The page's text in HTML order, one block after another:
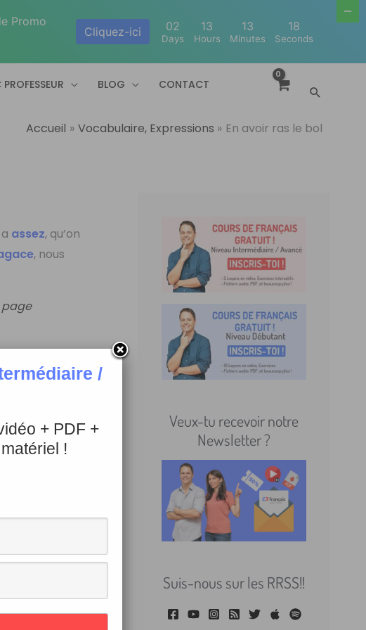
BLOG
CONTACT
Accueil Vocabulaire, Expressions En avoir ras le bol
assez, qu’on
, nous
Veux-tu recevoir notre
Newsletter ?
Suis-nous sur les RRSS!!
/
+ PDF +
!
Promo
Cliquez-ici 02
Days
13
Hours
13
Minutes
18
Seconds